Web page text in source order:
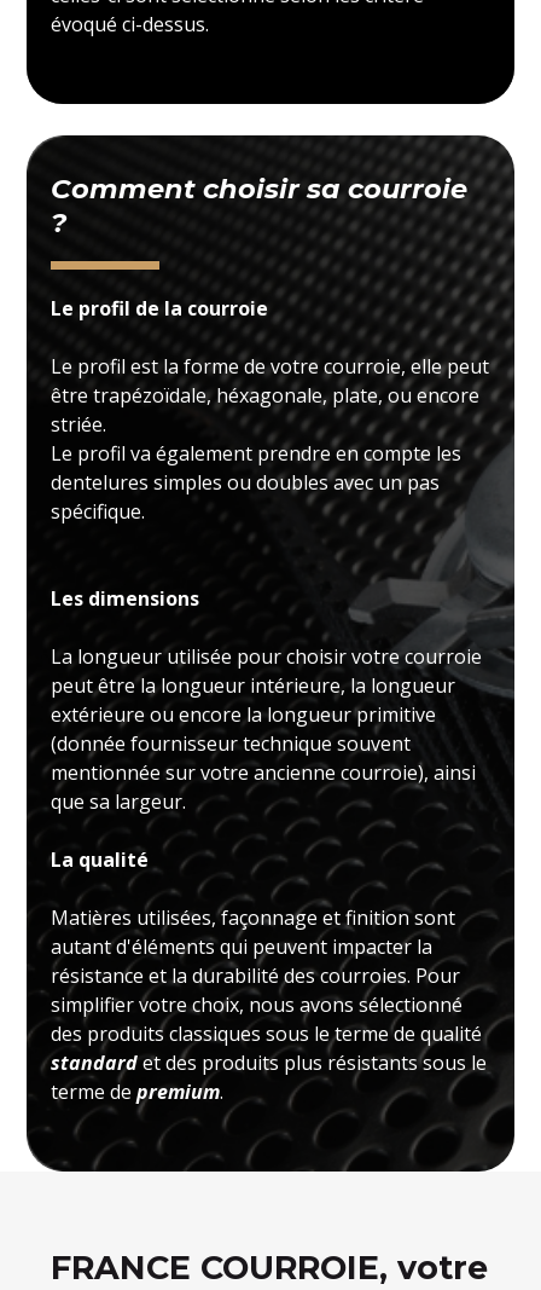
évoqué ci-dessus.
Comment choisir sa courroie
?
Le profil de la courroie
Le profil est la forme de votre courroie, elle peut
être trapézoïdale, héxagonale, plate, ou encore
striée.
Le profil va également prendre en compte les
dentelures simples ou doubles avec un pas
spécifique.
Les dimensions
La longueur utilisée pour choisir votre courroie
peut être la longueur intérieure, la longueur
extérieure ou encore la longueur primitive
(donnée fournisseur technique souvent
mentionnée sur votre ancienne courroie), ainsi
que sa largeur.
La qualité
Matières utilisées, façonnage et finition sont
autant d'éléments qui peuvent impacter la
résistance et la durabilité des courroies. Pour
simplifier votre choix, nous avons sélectionné
des produits classiques sous le terme de qualité
standardet des produits plus résistants sous le
terme depremium.
FRANCE COURROIE, votre